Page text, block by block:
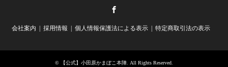
会社案内 採用情報 個人情報保護法による表示 特定商取引法の表示
© 【公式】小田原かまぼこ本陣 . All Rights Reserved.